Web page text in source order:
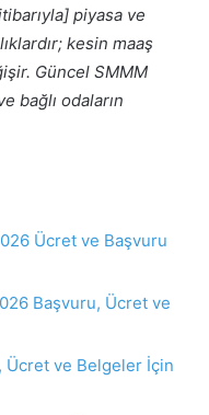
piyasa ve
kesin maaş
Güncel SMMM
bağlı odaların
Ücret ve Başvuru
Başvuru, Ücret ve
Ücret ve Belgeler İçin